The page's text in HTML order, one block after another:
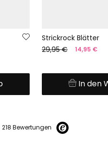
Strickrock Blätter
29,95 €
14,95 €
In den
218 Bewertungen